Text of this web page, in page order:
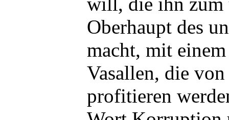
Oberhaupt des
macht, mit
Vasallen, die
profitieren